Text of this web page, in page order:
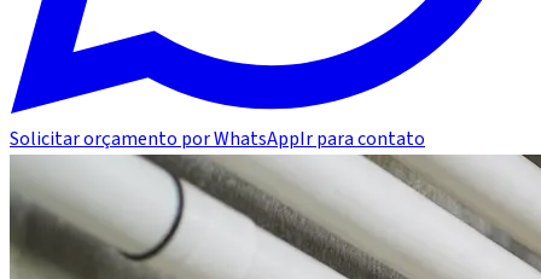
Solicitar orçamento por WhatsAppIr para contato